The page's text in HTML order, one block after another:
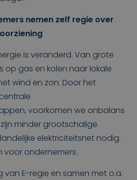
nemen zelf regie over
is veranderd. Van grote
op gas en kolen naar lokale
wind en zon. Door het
voorkomen we onbalans
minder grootschalige
elektriciteitsnet nodig.
voor ondernemers.
van E-regie en samen met o.a.